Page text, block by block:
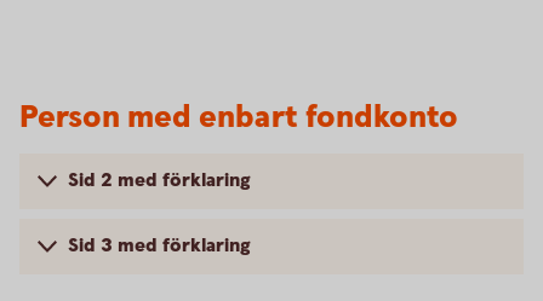
Person med enbart fondkonto
Sid 2 med förklaring
Sid 3 med förklaring